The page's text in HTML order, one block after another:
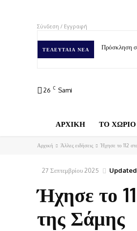
Σύνδεση / Εγγραφή
ΤΕΛΕΥΤΑΊΑ ΝΈΑ Πρόσκληση
26 C Sami
ΑΡΧΙΚΗ ΤΟ
Αρχική Άλλες ειδήσεις Ήχησε το 112
27 Σεπτεμβρίου 2025
Ήχησε το
της Σάμης